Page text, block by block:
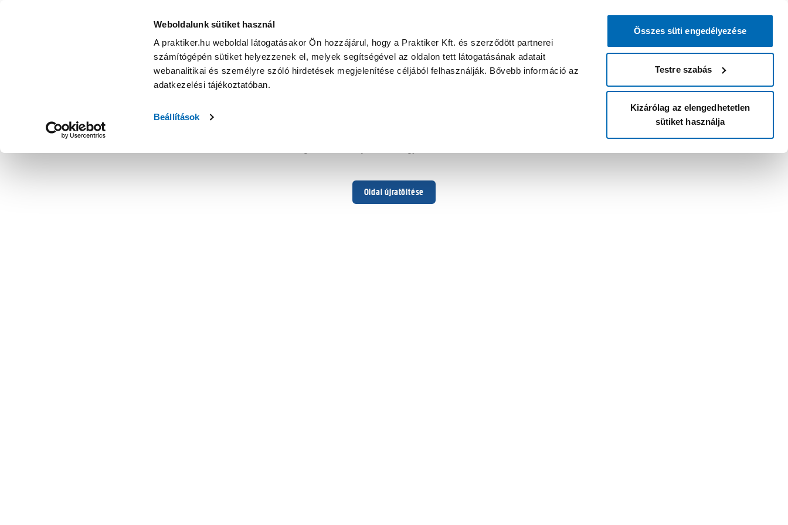
Weboldalunk sütiket használ
A praktiker.hu weboldal látogatásakor Ön hozzájárul, hogy a Praktiker Kft. és szerződött partnerei
számítógépén sütiket helyezzenek el, melyek segítségével az oldalon tett látogatásának adatait
webanalitikai és személyre szóló hirdetések megjelenítése céljából felhasználják. Bővebb információ az
adatkezelési tájékoztatóban.
Beállítások
Összes süti engedélyezése
Testre szabás
Kizárólag az elengedhetetlen
sütiket használja
Oldal újratöltése